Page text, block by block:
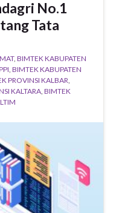
No.1
Tata
, BIMTEK KABUPATEN
BIMTEK KABUPATEN
PROVINSI KALBAR
KALTARA BIMTEK